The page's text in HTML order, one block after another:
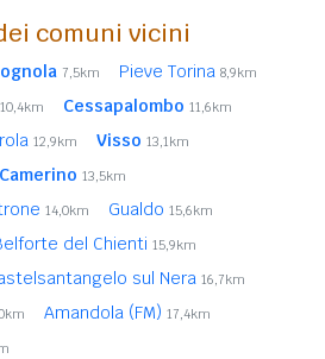
comuni vicini
7,5km Pieve Torina 8,9km
10,4km Cessapalombo 11,6km
12,9km Visso 13,1km
Camerino 13,5km
14,0km Gualdo 15,6km
del Chienti 15,9km
sul Nera 16,7km
Amandola (FM) 17,4km